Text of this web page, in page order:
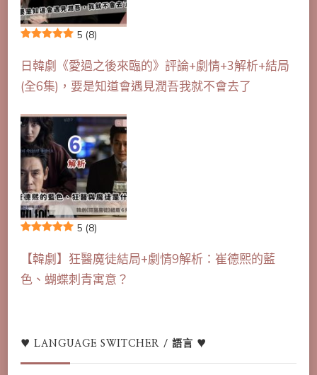
5 (8)
日韓劇《愛過之後來臨的》評論+劇情+3解析+結局
(全6集)，要是知道會遇見潤吾我就不會去了
5 (8)
【韓劇】狂醫魔徒結局+劇情9解析：崔德熙的藍
色、蝴蝶刺青寓意？
♥ LANGUAGE SWITCHER / 語言 ♥